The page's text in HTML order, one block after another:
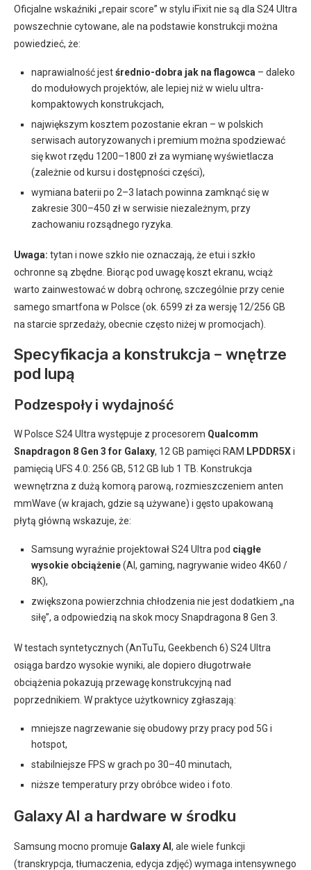
Oficjalne wskaźniki „repair score” w stylu iFixit nie są dla S24 Ultra
powszechnie cytowane, ale na podstawie konstrukcji można
powiedzieć, że:
naprawialność jestśrednio-dobra jak na flagowca – daleko
do modułowych projektów, ale lepiej niż w wielu ultra-
kompaktowych konstrukcjach,
największym kosztem pozostanie ekran – w polskich
serwisach autoryzowanych i premium można spodziewać
się kwot rzędu 1200–1800 zł za wymianę wyświetlacza
(zależnie od kursu i dostępności części),
wymiana baterii po 2–3 latach powinna zamknąć się w
zakresie 300–450 zł w serwisie niezależnym, przy
zachowaniu rozsądnego ryzyka.
Uwaga: tytan i nowe szkło nie oznaczają, że etui i szkło
ochronne są zbędne. Biorąc pod uwagę koszt ekranu, wciąż
warto zainwestować w dobrą ochronę, szczególnie przy cenie
samego smartfona w Polsce (ok. 6599 zł za wersję 12/256 GB
na starcie sprzedaży, obecnie często niżej w promocjach).
Specyfikacja a konstrukcja – wnętrze
pod lupą
Podzespoły i wydajność
W Polsce S24 Ultra występuje z procesorem Qualcomm
Snapdragon 8 Gen 3 for Galaxy, 12 GB pamięci RAM LPDDR5Xi
pamięcią UFS 4.0: 256 GB, 512 GB lub 1 TB. Konstrukcja
wewnętrzna z dużą komorą parową, rozmieszczeniem anten
mmWave (w krajach, gdzie są używane) i gęsto upakowaną
płytą główną wskazuje, że:
Samsung wyraźnie projektował S24 Ultra pod ciągłe
wysokie obciążenie(AI, gaming, nagrywanie wideo 4K60 /
8K),
zwiększona powierzchnia chłodzenia nie jest dodatkiem „na
siłę”, a odpowiedzią na skok mocy Snapdragona 8 Gen 3.
W testach syntetycznych (AnTuTu, Geekbench 6) S24 Ultra
osiąga bardzo wysokie wyniki, ale dopiero długotrwałe
obciążenia pokazują przewagę konstrukcyjną nad
poprzednikiem. W praktyce użytkownicy zgłaszają:
mniejsze nagrzewanie się obudowy przy pracy pod 5G i
hotspot,
stabilniejsze FPS w grach po 30–40 minutach,
niższe temperatury przy obróbce wideo i foto.
Galaxy AI a hardware w środku
Samsung mocno promuje Galaxy AI , ale wiele funkcji
(transkrypcja, tłumaczenia, edycja zdjęć) wymaga intensywnego